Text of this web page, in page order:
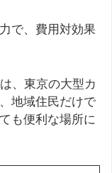
で、費用対効果
、東京の大型カ
地域住民だけで
も便利な場所に